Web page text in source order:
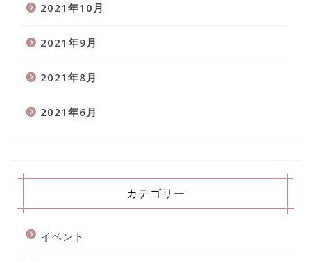
2021年10月
2021年9月
2021年8月
2021年6月
カテゴリー
イベント